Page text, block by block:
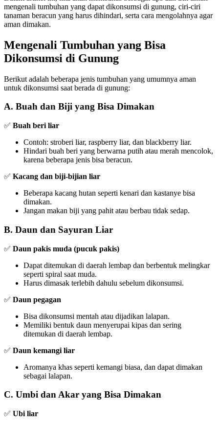
mengenali tumbuhan yang dapat dikonsumsi di gunung, ciri-ciri
tanaman beracun yang harus dihindari, serta cara mengolahnya agar
aman dimakan.
Mengenali Tumbuhan yang Bisa
Dikonsumsi di Gunung
Berikut adalah beberapa jenis tumbuhan yang umumnya aman
untuk dikonsumsi saat berada di gunung:
A. Buah dan Biji yang Bisa Dimakan
✅ Buah beri liar
Contoh: stroberi liar, raspberry liar, dan blackberry liar.
Hindari buah beri yang berwarna putih atau merah mencolok,
karena beberapa jenis bisa beracun.
✅ Kacang dan biji-bijian liar
Beberapa kacang hutan seperti kenari dan kastanye bisa
dimakan.
Jangan makan biji yang pahit atau berbau tidak sedap.
B. Daun dan Sayuran Liar
✅ Daun pakis muda (pucuk pakis)
Dapat ditemukan di daerah lembap dan berbentuk melingkar
seperti spiral saat muda.
Harus dimasak terlebih dahulu sebelum dikonsumsi.
✅ Daun pegagan
Bisa dikonsumsi mentah atau dijadikan lalapan.
Memiliki bentuk daun menyerupai kipas dan sering
ditemukan di daerah lembap.
✅ Daun kemangi liar
Aromanya khas seperti kemangi biasa, dan dapat dimakan
sebagai lalapan.
C. Umbi dan Akar yang Bisa Dimakan
✅ Ubi liar